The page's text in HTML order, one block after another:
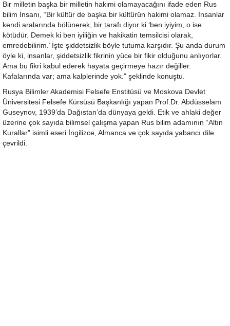
Bir milletin başka bir milletin hakimi olamayacağını ifade eden Rus
bilim İnsanı, “Bir kültür de başka bir kültürün hakimi olamaz. İnsanlar
kendi aralarında bölünerek, bir tarafı diyor ki ‘ben iyiyim, o ise
kötüdür. Demek ki ben iyiliğin ve hakikatin temsilcisi olarak,
emredebilirim.’ İşte şiddetsizlik böyle tutuma karşıdır. Şu anda durum
öyle ki, insanlar, şiddetsizlik fikrinin yüce bir fikir olduğunu anlıyorlar.
Ama bu fikri kabul ederek hayata geçirmeye hazır değiller.
Kafalarında var; ama kalplerinde yok.” şeklinde konuştu.
Rusya Bilimler Akademisi Felsefe Enstitüsü ve Moskova Devlet
Üniversitesi Felsefe Kürsüsü Başkanlığı yapan Prof.Dr. Abdüsselam
Guseynov, 1939’da Dağıstan’da dünyaya geldi. Etik ve ahlaki değer
üzerine çok sayıda bilimsel çalışma yapan Rus bilim adamının “Altın
Kurallar” isimli eseri İngilizce, Almanca ve çok sayıda yabancı dile
çevrildi.